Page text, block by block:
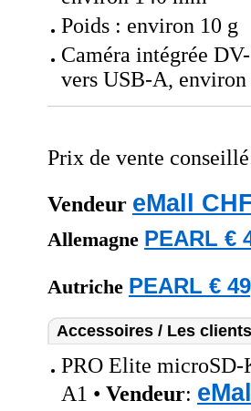
Poids : environ 10 g
Caméra intégrée
vers USB-A,
Prix de vente
Vendeur eMall
Allemagne PEARL €
Autriche PEARL €
Accessoires / Les
PRO Elite microSD-
A1 • Vendeur: